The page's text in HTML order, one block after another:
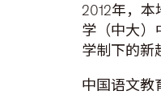
2012年，
学（中大）
学制下的新
中国语文教